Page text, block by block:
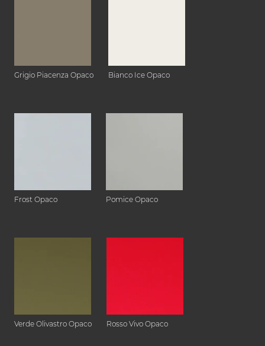
Grigio Piacenza Opaco Bianco Ice Opaco
Frost Opaco Pomice Opaco
Verde Olivastro Opaco Rosso Vivo Opaco